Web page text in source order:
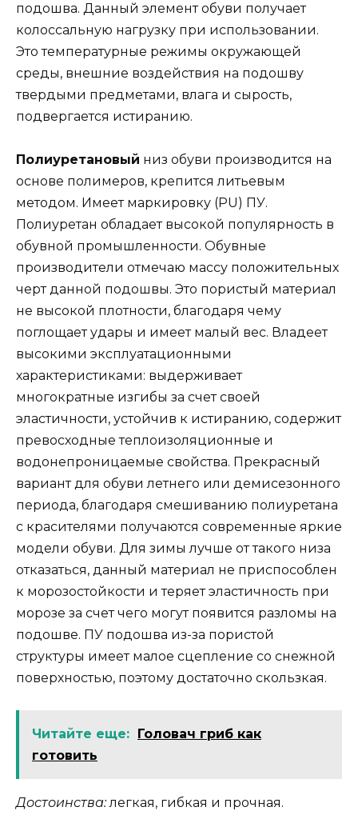
подошва. Данный элемент обуви получает
колоссальную нагрузку при использовании.
Это температурные режимы окружающей
среды, внешние воздействия на подошву
твердыми предметами, влага и сырость,
подвергается истиранию.
Полиуретановый низ обуви производится на
основе полимеров, крепится литьевым
методом. Имеет маркировку (PU) ПУ.
Полиуретан обладает высокой популярность в
обувной промышленности. Обувные
производители отмечаю массу положительных
черт данной подошвы. Это пористый материал
не высокой плотности, благодаря чему
поглощает удары и имеет малый вес. Владеет
высокими эксплуатационными
характеристиками: выдерживает
многократные изгибы за счет своей
эластичности, устойчив к истиранию, содержит
превосходные теплоизоляционные и
водонепроницаемые свойства. Прекрасный
вариант для обуви летнего или демисезонного
периода, благодаря смешиванию полиуретана
с красителями получаются современные яркие
модели обуви. Для зимы лучше от такого низа
отказаться, данный материал не приспособлен
к морозостойкости и теряет эластичность при
морозе за счет чего могут появится разломы на
подошве. ПУ подошва из-за пористой
структуры имеет малое сцепление со снежной
поверхностью, поэтому достаточно скользкая.
Читайте еще:
Головач гриб как
готовить
Достоинства:легкая, гибкая и прочная.